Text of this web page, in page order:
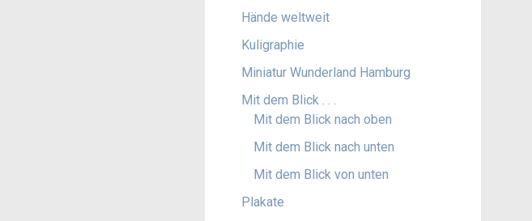
Hände weltweit
Kuligraphie
Miniatur Wunderland Hamburg
Mit dem Blick . . .
Mit dem Blick nach oben
Mit dem Blick nach unten
Mit dem Blick von unten
Plakate